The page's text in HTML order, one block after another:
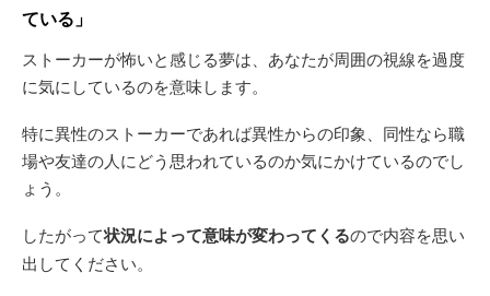
ている」
ストーカーが怖いと感じる夢は、あなたが周囲の視線を過度
に気にしているのを意味します。
特に異性のストーカーであれば異性からの印象、同性なら職
場や友達の人にどう思われているのか気にかけているのでし
ょう。
したがって状況によって意味が変わってくるので内容を思い
出してください。